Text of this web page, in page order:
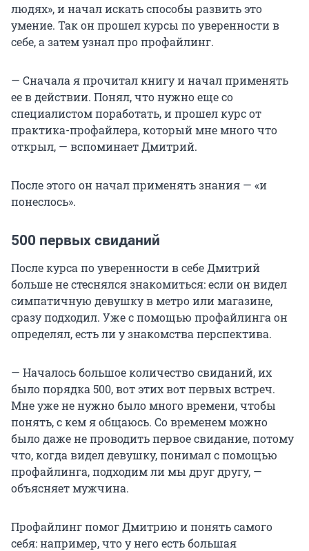
людях», и начал искать способы развить это
умение. Так он прошел курсы по уверенности в
себе, а затем узнал про профайлинг.
— Сначала я прочитал книгу и начал применять
ее в действии. Понял, что нужно еще со
специалистом поработать, и прошел курс от
практика-профайлера, который мне много что
открыл, — вспоминает Дмитрий.
После этого он начал применять знания — «и
понеслось».
500 первых свиданий
После курса по уверенности в себе Дмитрий
больше не стеснялся знакомиться: если он видел
симпатичную девушку в метро или магазине,
сразу подходил. Уже с помощью профайлинга он
определял, есть ли у знакомства перспектива.
— Началось большое количество свиданий, их
было порядка 500, вот этих вот первых встреч.
Мне уже не нужно было много времени, чтобы
понять, с кем я общаюсь. Со временем можно
было даже не проводить первое свидание, потому
что, когда видел девушку, понимал с помощью
профайлинга, подходим ли мы друг другу, —
объясняет мужчина.
Профайлинг помог Дмитрию и понять самого
себя: например, что у него есть большая